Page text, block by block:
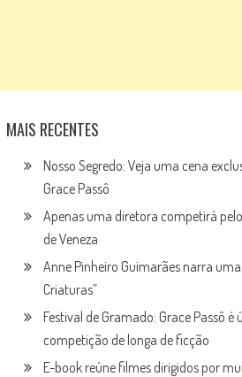
MAIS RECENTES
Nosso Segredo: Veja uma cena
Grace Passô
Apenas uma diretora competirá
de Veneza
Anne Pinheiro Guimarães narra
Criaturas”
Festival de Gramado: Grace Passô
competição de longa de ficção
E-book reúne filmes dirigidos por